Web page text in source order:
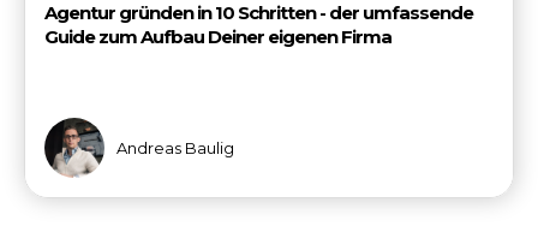
Agentur gründen in 10 Schritten - der umfassende
Guide zum Aufbau Deiner eigenen Firma
Andreas Baulig